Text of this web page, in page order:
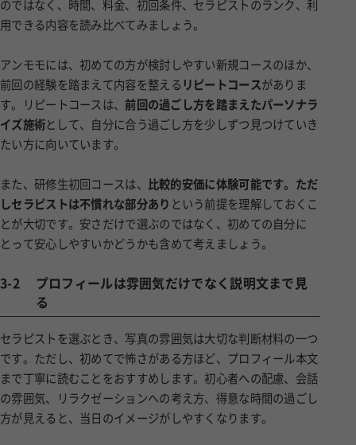
のではなく、時間、料金、初回条件、セラピストのランク、利
用できる内容を読み比べてみましょう。
アンモモには、初めての方が検討しやすい新規コースのほか、
前回の経験を踏まえて内容を整える リピートコースがありま
す。リピートコースは、前回の過ごし方を踏まえたパーソナラ
イズ施術として、自分に合う過ごし方を少しずつ見つけていき
たい方に向いています。
また、研修生初回コースは、
比較的安価に体験可能です。ただ
しセラピストは不慣れな部分あり という前提を理解しておくこ
とが大切です。安さだけで選ぶのではなく、初めての自分に
とって安心しやすいかどうかも含めて考えましょう。
3-2
プロフィールは雰囲気だけでなく説明文まで見
る
セラピストを選ぶとき、写真の雰囲気は大切な判断材料の一つ
です。ただし、初めてで怖さがある方ほど、プロフィール本文
まで丁寧に読むことをおすすめします。初心者への配慮、会話
の雰囲気、リラクゼーションへの考え方、得意な時間の過ごし
方が見えると、当日のイメージがしやすくなります。